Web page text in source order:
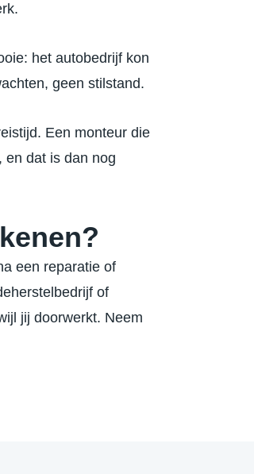
het autobedrijf kon
geen stilstand.
Een monteur die
en dat is dan nog
een reparatie of
of
jij doorwerkt. Neem